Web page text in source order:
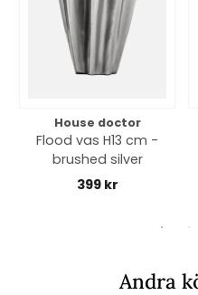
House doctor
Flood vas H13 cm -
brushed silver
399 kr
Andra